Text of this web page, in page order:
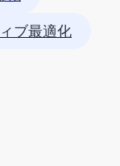
ブ最適化